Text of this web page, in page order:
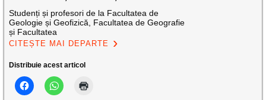
Studenți și profesori de la Facultatea de
Geologie și Geofizică, Facultatea de Geografie
și Facultatea
CITEȘTE MAI DEPARTE
Distribuie acest articol